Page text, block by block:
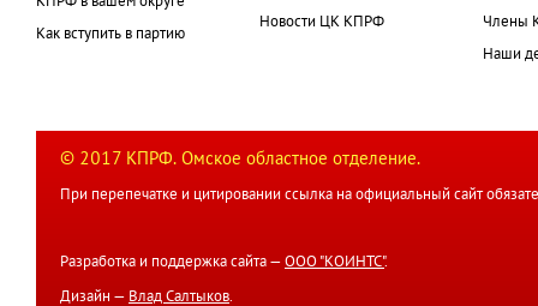
Как вступить в партию
Новости ЦК КПРФ Члены
Наши
© 2017 КПРФ. Омское областное отделение.
При перепечатке и цитировании ссылка на официальный сайт
Разработка и поддержка сайта — ООО "КОИНТС".
Дизайн — Влад Салтыков.